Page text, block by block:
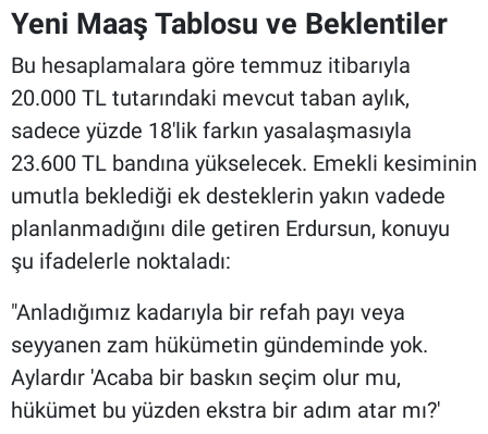
Yeni Maaş Tablosu ve Beklentiler
Bu hesaplamalara göre temmuz itibarıyla
20.000 TL tutarındaki mevcut taban aylık,
sadece yüzde 18'lik farkın yasalaşmasıyla
23.600 TL bandına yükselecek. Emekli kesiminin
umutla beklediği ek desteklerin yakın vadede
planlanmadığını dile getiren Erdursun, konuyu
şu ifadelerle noktaladı:
"Anladığımız kadarıyla bir refah payı veya
seyyanen zam hükümetin gündeminde yok.
Aylardır 'Acaba bir baskın seçim olur mu,
hükümet bu yüzden ekstra bir adım atar mı?'